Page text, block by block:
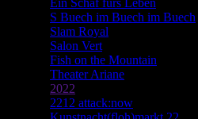
S Buech im Buech im Buech
Slam Royal
Salon Vert
Fish on the Mountain
Theater Ariane
2022
2212 attack:now